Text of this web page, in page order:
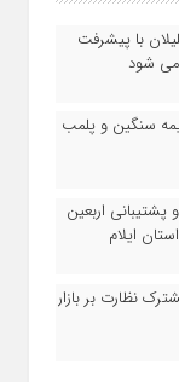
با پیشرفت
سنگین و پلمب
پشتیبانی اربعین
نظارت بر بازار